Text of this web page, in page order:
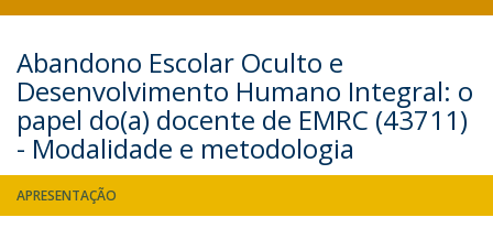
Abandono Escolar Oculto e
Desenvolvimento Humano Integral: o
papel do(a) docente de EMRC (43711)
- Modalidade e metodologia
APRESENTAÇÃO